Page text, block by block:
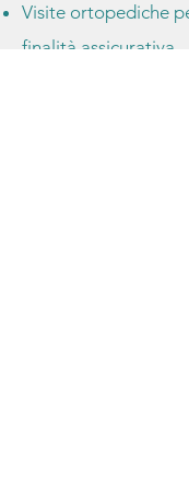
Visite ortopediche
finalità assicurativa